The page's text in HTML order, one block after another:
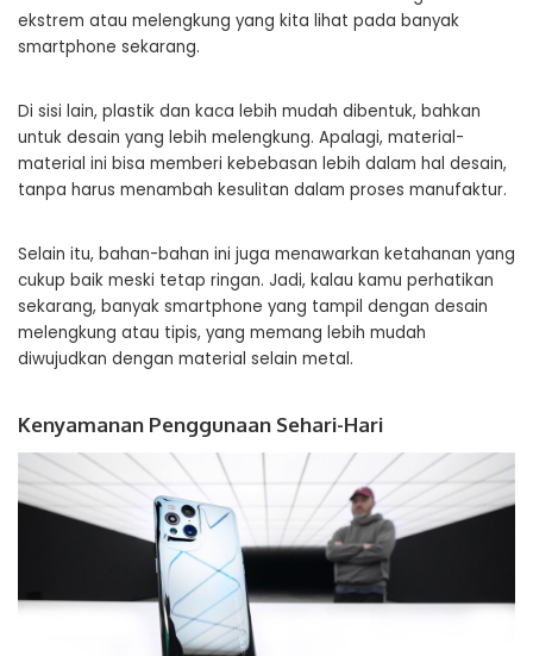
ekstrem atau melengkung yang kita lihat pada banyak
smartphone sekarang.
Di sisi lain, plastik dan kaca lebih mudah dibentuk, bahkan
untuk desain yang lebih melengkung. Apalagi, material-
material ini bisa memberi kebebasan lebih dalam hal desain,
tanpa harus menambah kesulitan dalam proses manufaktur.
Selain itu, bahan-bahan ini juga menawarkan ketahanan yang
cukup baik meski tetap ringan. Jadi, kalau kamu perhatikan
sekarang, banyak smartphone yang tampil dengan desain
melengkung atau tipis, yang memang lebih mudah
diwujudkan dengan material selain metal.
Kenyamanan Penggunaan Sehari-Hari